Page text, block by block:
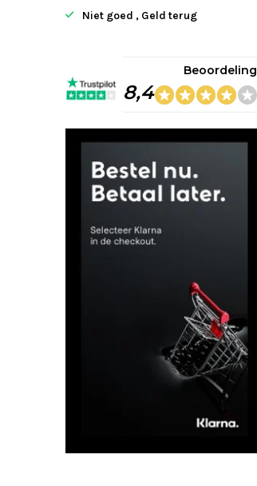
Niet goed , Geld terug
8,4
Beoordeling